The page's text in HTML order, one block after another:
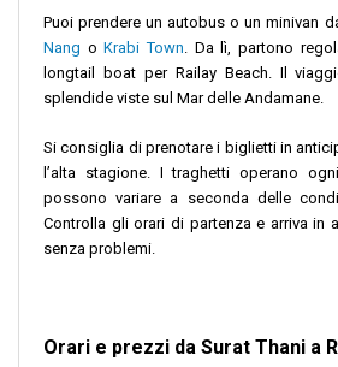
Puoi prendere un autobus o un minivan
Nang oKrabi Town . Da lì, partono
longtail boat per Railay Beach. Il
splendide viste sul Mar delle Andamane.
Si consiglia di prenotare i biglietti in
l’alta stagione. I traghetti operano
possono variare a seconda delle
Controlla gli orari di partenza e arriva in
senza problemi.
Orari e prezzi da Surat Thani a